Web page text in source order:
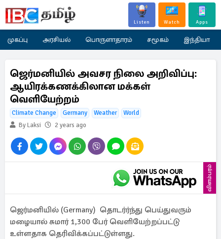
Listen Watch Apps
முகப்பு அரசியல் பொருளாதாரம் சமூகம் இந்தியா
ஜெர்மனியில் அவசர நிலை அறிவிப்பு:
ஆயிரக்கணக்கிலான மக்கள்
வெளியேற்றம்
Climate Change Germany Weather
World
By Laksi
2 years ago
விளம்பரம்
ஜெர்மனியில் (Germany) தொடர்ர்ந்து பெய்துவரும்
மழையால் சுமார் 1,300 பேர் வெளியேற்றப்பட்டு
உள்ளதாக தெரிவிக்கப்பட்டுள்ளது.